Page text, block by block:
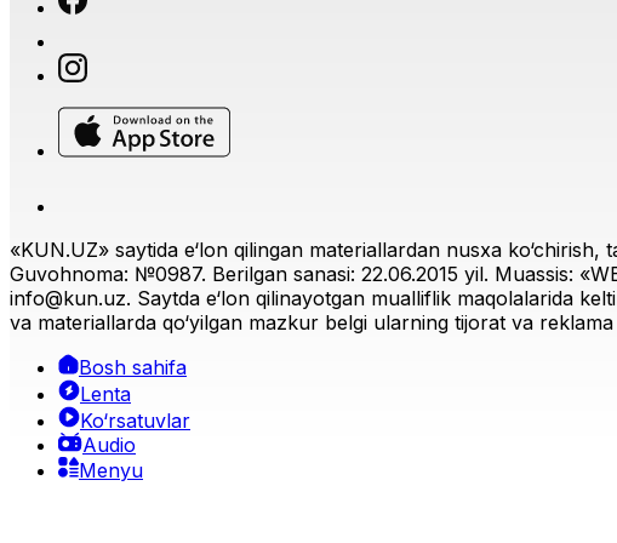
«KUN.UZ» saytida e‘lon qilingan materiallardan nusxa
Guvohnoma: №0987. Berilgan sanasi: 22.06.2015 yil. Muassis:
info@kun.uz. Saytda e‘lon qilinayotgan mualliflik maqolalarida
va materiallarda qo‘yilgan mazkur belgi ularning tijorat va
Bosh sahifa
Lenta
Ko‘rsatuvlar
Audio
Menyu